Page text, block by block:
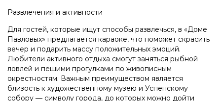
Развлечения и активности
Для гостей, которые ищут способы развлечься, в «Доме
Павловых» предлагается караоке, что поможет скрасить
вечер и подарить массу положительных эмоций.
Любители активного отдыха смогут заняться рыбной
ловлей и пешими прогулками по живописным
окрестностям. Важным преимуществом является
близость к художественному музею и Успенскому
собору — символу города, до которых можно дойти